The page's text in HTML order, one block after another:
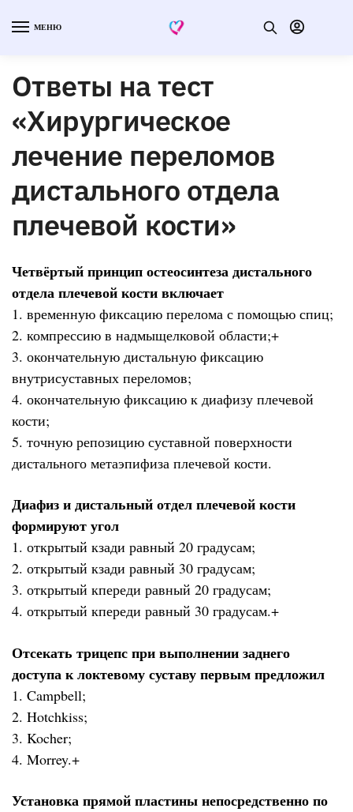
МЕНЮ
Ответы на тест
«Хирургическое
лечение переломов
дистального отдела
плечевой кости»
Четвёртый принцип остеосинтеза дистального
отдела плечевой кости включает
1. временную фиксацию перелома с помощью спиц;
2. компрессию в надмыщелковой области;+
3. окончательную дистальную фиксацию
внутрисуставных переломов;
4. окончательную фиксацию к диафизу плечевой
кости;
5. точную репозицию суставной поверхности
дистального метаэпифиза плечевой кости.
Диафиз и дистальный отдел плечевой кости
формируют угол
1. открытый кзади равный 20 градусам;
2. открытый кзади равный 30 градусам;
3. открытый кпереди равный 20 градусам;
4. открытый кпереди равный 30 градусам.+
Отсекать трицепс при выполнении заднего
доступа к локтевому суставу первым предложил
1. Campbell;
2. Hotchkiss;
3. Kocher;
4. Morrey.+
Установка прямой пластины непосредственно по